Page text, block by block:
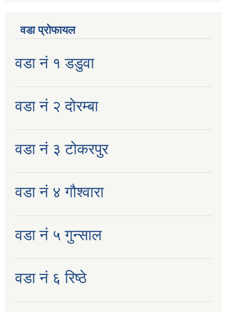
वडा प्रोफायल
वडा नं १ डडुवा
वडा नं २ दोरम्बा
वडा नं ३ टोकरपुर
वडा नं ४ गौश्वारा
वडा नं ५ गुन्साल
वडा नं ६ रिष्ठे